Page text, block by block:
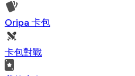
Oripa 卡包
卡包對戰